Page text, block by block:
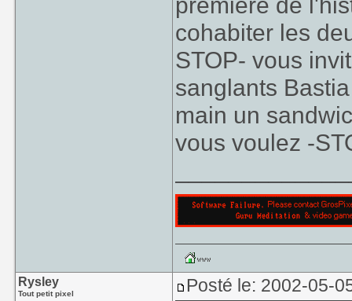
cohabiter les
STOP- vous
sanglants
main un
vous voulez -
Rysley
Tout petit pixel Posté le: 2002-05-